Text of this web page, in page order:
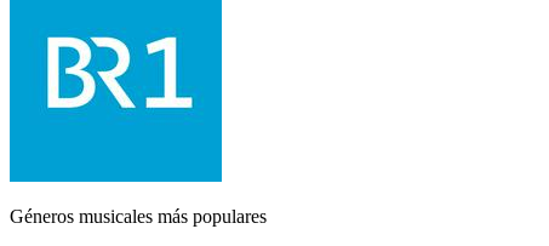
Géneros musicales más populares